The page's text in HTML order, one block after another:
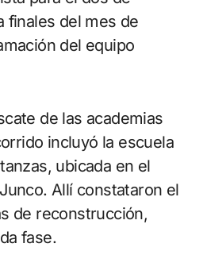
finales del mes de
del equipo
de las academias
incluyó la escuela
ubicada en el
Allí constataron el
de reconstrucción,
fase.